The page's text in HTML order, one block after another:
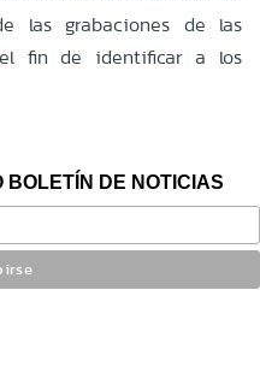
las grabaciones de las
fin de identificar a los
BOLETÍN DE NOTICIAS